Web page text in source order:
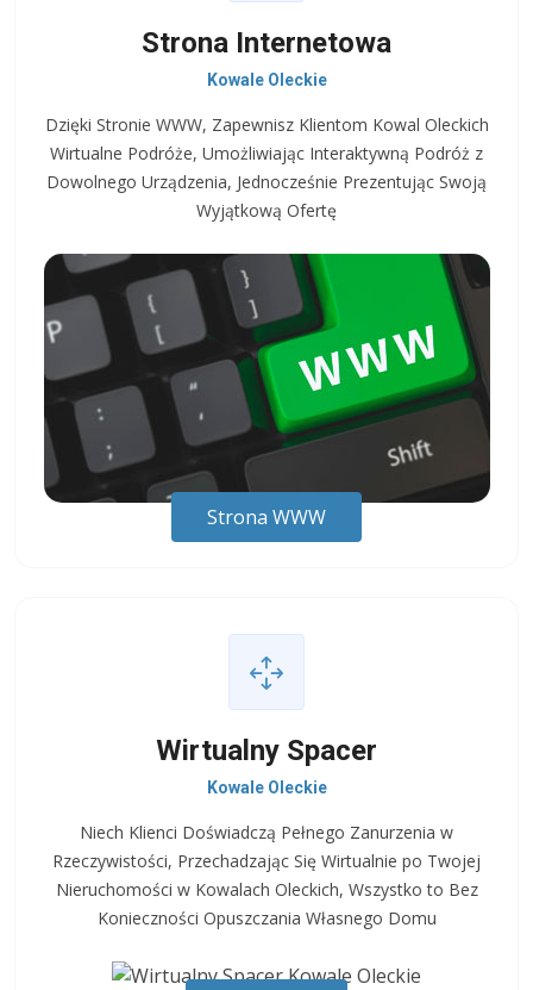
Strona Internetowa
Kowale Oleckie
Dzięki Stronie WWW, Zapewnisz Klientom Kowal Oleckich
Wirtualne Podróże, Umożliwiając Interaktywną Podróż z
Dowolnego Urządzenia, Jednocześnie Prezentując Swoją
Wyjątkową Ofertę
Strona WWW
Wirtualny Spacer
Kowale Oleckie
Niech Klienci Doświadczą Pełnego Zanurzenia w
Rzeczywistości, Przechadzając Się Wirtualnie po Twojej
Nieruchomości w Kowalach Oleckich, Wszystko to Bez
Konieczności Opuszczania Własnego Domu